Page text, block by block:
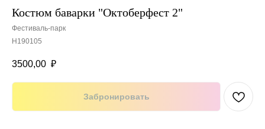
Костюм баварки "Октоберфест 2"
Фестиваль-парк
H190105
3500,00 ₽
Забронировать